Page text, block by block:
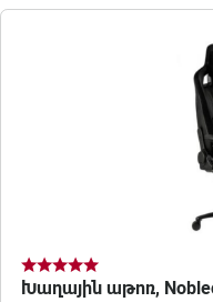
Խաղային աթոռ,